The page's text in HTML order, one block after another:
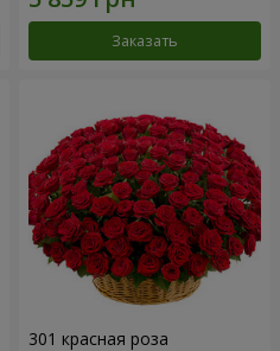
Заказать
301 красная роза